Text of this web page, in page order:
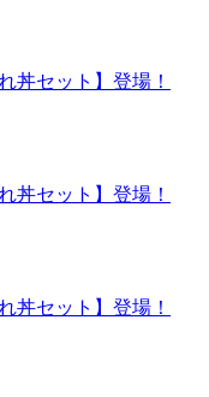
丼セット】登場！
丼セット】登場！
丼セット】登場！